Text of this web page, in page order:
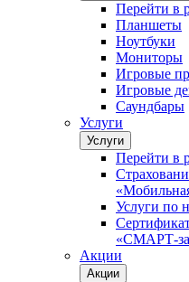
Перейти в
Планшеты
Ноутбуки
Мониторы
Игровые
Игровые
Саундбары
Услуги
Услуги
Перейти в
Услуги по
«СМАРТ-
Акции
Акции